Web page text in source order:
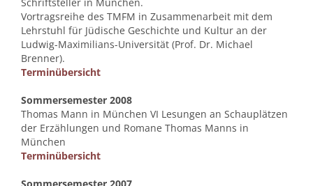
Vortragsreihe des TMFM in Zusammenarbeit mit dem
Lehrstuhl für Jüdische Geschichte und Kultur an der
Ludwig-Maximilians-Universität (Prof. Dr. Michael
Brenner).
Terminübersicht
Sommersemester 2008
Thomas Mann in München VI Lesungen an Schauplätzen
der Erzählungen und Romane Thomas Manns in
München
Terminübersicht